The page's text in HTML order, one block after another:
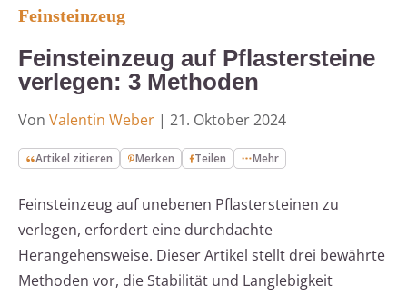
Feinsteinzeug
Feinsteinzeug auf Pflastersteine
verlegen: 3 Methoden
Von Valentin Weber | 21. Oktober 2024
Artikel zitieren Merken Teilen Mehr
Feinsteinzeug auf unebenen Pflastersteinen zu
verlegen, erfordert eine durchdachte
Herangehensweise. Dieser Artikel stellt drei bewährte
Methoden vor, die Stabilität und Langlebigkeit